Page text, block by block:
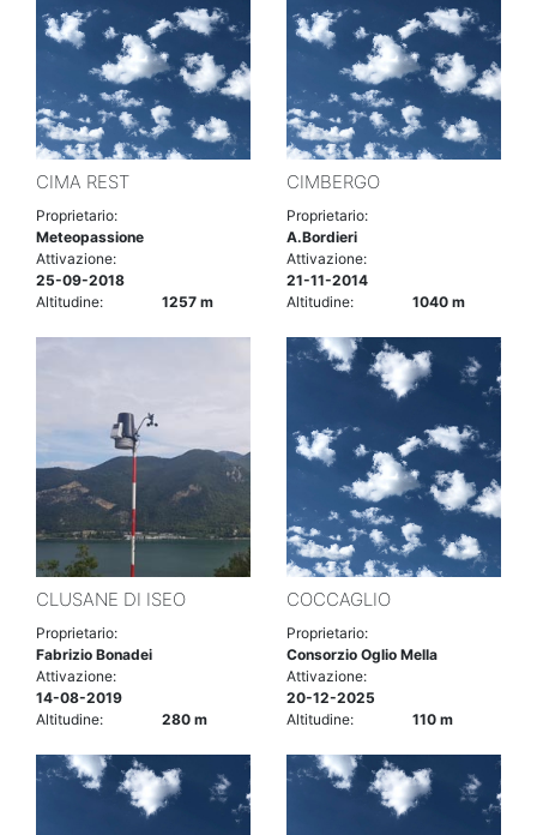
CIMA REST
Proprietario:
Meteopassione
Attivazione:
25-09-2018
Altitudine:
1257 m
CIMBERGO
Proprietario:
A.Bordieri
Attivazione:
21-11-2014
Altitudine:
1040 m
CLUSANE DI ISEO
Proprietario:
Fabrizio Bonadei
Attivazione:
14-08-2019
Altitudine:
280 m
COCCAGLIO
Proprietario:
Consorzio Oglio Mella
Attivazione:
20-12-2025
Altitudine:
110 m